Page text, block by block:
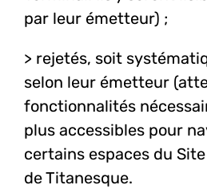
par leur émetteur) ;
> rejetés, soit
selon leur émetteur
fonctionnalités
plus accessibles pour
certains espaces du
de Titanesque.